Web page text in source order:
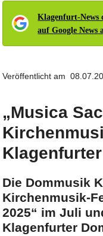
Klagenfurt-News
auf Google News
Veröffentlicht am
„Musica
Die Dommusik
Kirchenmusik-
2025“ im Juli
Klagenfurter